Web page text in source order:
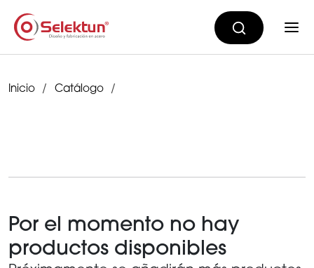
Inicio Catálogo
Por el momento no hay
productos disponibles